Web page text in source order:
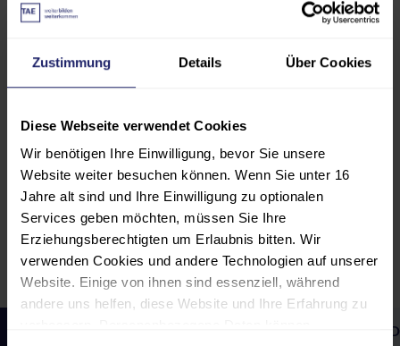
Zustimmung Details Über Cookies
Diese Webseite verwendet Cookies
Wir benötigen Ihre Einwilligung, bevor Sie unsere
Website weiter besuchen können. Wenn Sie unter 16
Jahre alt sind und Ihre Einwilligung zu optionalen
Services geben möchten, müssen Sie Ihre
Erziehungsberechtigten um Erlaubnis bitten. Wir
verwenden Cookies und andere Technologien auf unserer
Website. Einige von ihnen sind essenziell, während
andere uns helfen, diese Website und Ihre Erfahrung zu
Teilnahme an. Wir freuen uns auf Sie!
Persönlicher Beratungstermin
Sie möchten sich individuell beraten
lassen?Nehmen SieKontaktzu uns auf und
vereinbaren Sie einen persönlichen
Beratungstermin mit einem unserer
Studiengangskoordinatoren.
ONLINE- UND